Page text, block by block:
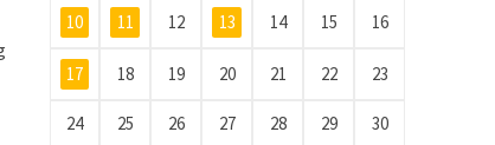
10 11 12 13 14 15 16
17 18 19 20 21 22 23
24 25 26 27 28 29 30